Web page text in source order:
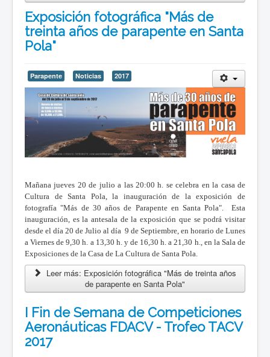
Exposición fotográfica "Más de
treinta años de parapente en Santa
Pola"
Parapente Noticias 2017
Mañana jueves 20 de julio a las 20:00 h. se celebra en la casa de
Cultura de Santa Pola, la inauguración de la exposición de
fotografía "Más de 30 años de Parapente en Santa Pola". Esta
inauguración, es la antesala de la exposición que se podrá visitar
desde el día 20 de Julio al día 9 de Septiembre, en horario de Lunes
a Viernes de 9,30 h. a 13,30 h. y de 16,30 h. a 21,30 h., en la Sala de
Exposiciones de la Casa de La Cultura de Santa Pola.
Leer más: Exposición fotográfica "Más de treinta años
de parapente en Santa Pola"
I Fin de Semana de Competiciones
Aeronáuticas FDACV - Trofeo TACV
2017